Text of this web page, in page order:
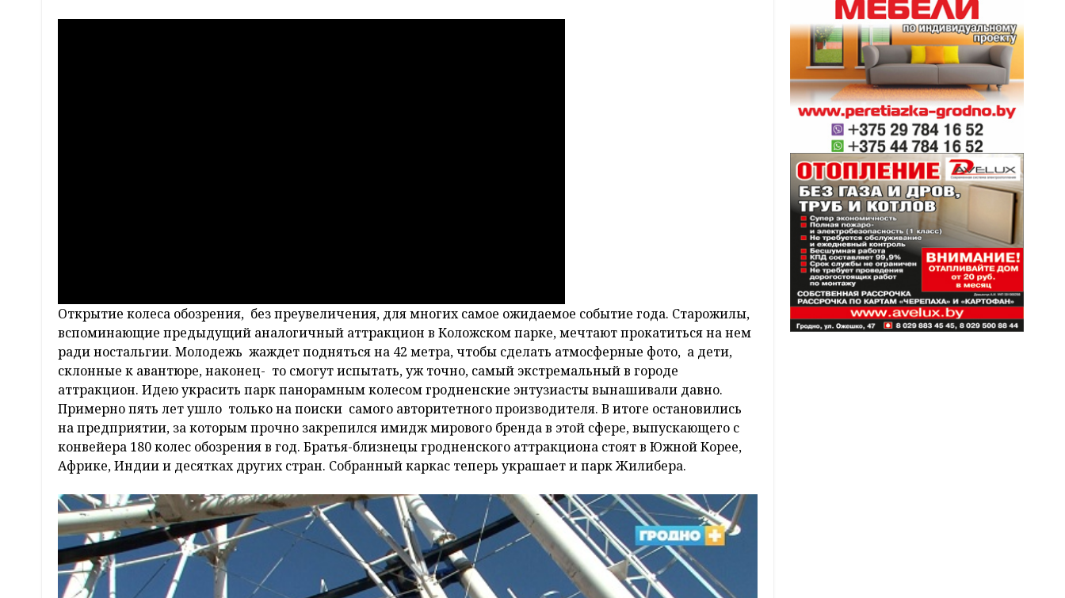
Открытие колеса обозрения, без преувеличения, для многих самое ожидаемое событие года. Старожилы,
вспоминающие предыдущий аналогичный аттракцион в Коложском парке, мечтают прокатиться на нем
ради ностальгии. Молодежь жаждет подняться на 42 метра, чтобы сделать атмосферные фото, а дети,
склонные к авантюре, наконец- то смогут испытать, уж точно, самый экстремальный в городе
аттракцион. Идею украсить парк панорамным колесом гродненские энтузиасты вынашивали давно.
Примерно пять лет ушло только на поиски самого авторитетного производителя. В итоге остановились
на предприятии, за которым прочно закрепился имидж мирового бренда в этой сфере, выпускающего с
конвейера 180 колес обозрения в год. Братья-близнецы гродненского аттракциона стоят в Южной Корее,
Африке, Индии и десятках других стран. Собранный каркас теперь украшает и парк Жилибера.